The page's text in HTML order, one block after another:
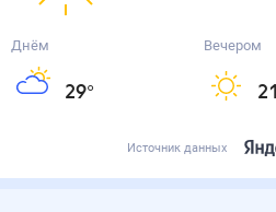
Днём
29°
Вечером
21
Источник данных